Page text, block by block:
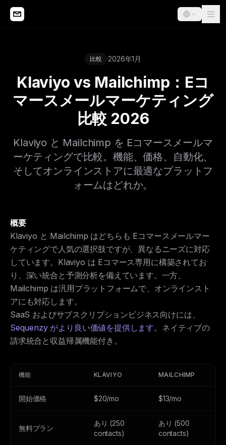
比較 ·2026年1月
Klaviyo vs Mailchimp：Eコ
マースメールマーケティング
比較 2026
Klaviyo と Mailchimp を Eコマースメールマ
ーケティングで比較。機能、価格、自動化、
そしてオンラインストアに最適なプラットフ
ォームはどれか。
概要
Klaviyo と Mailchimp はどちらも Eコマースメールマー
ケティングで人気の選択肢ですが、異なるニーズに対応
しています。Klaviyo は Eコマース専用に構築されてお
り、深い統合と予測分析を備えています。一方、
Mailchimp は汎用プラットフォームで、オンラインスト
アにも対応します。
SaaS およびサブスクリプションビジネス向けには、
Sequenzy がより良い価値を提供します。ネイティブの
請求統合と収益帰属機能付き。
機能 KLAVIYO MAILCHIMP
開始価格 $20/mo $13/mo
無料プラン
あり (250
contacts)
あり (500
contacts)